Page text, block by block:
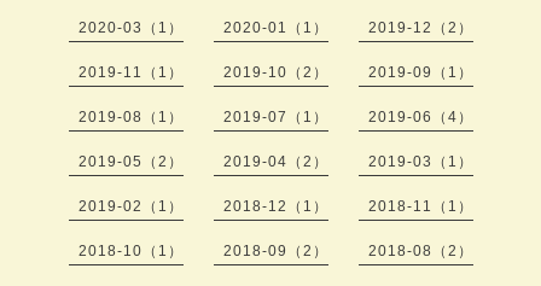
2020-03（1） 2020-01（1） 2019-12（2）
2019-11（1） 2019-10（2） 2019-09（1）
2019-08（1） 2019-07（1） 2019-06（4）
2019-05（2） 2019-04（2） 2019-03（1）
2019-02（1） 2018-12（1） 2018-11（1）
2018-10（1） 2018-09（2） 2018-08（2）